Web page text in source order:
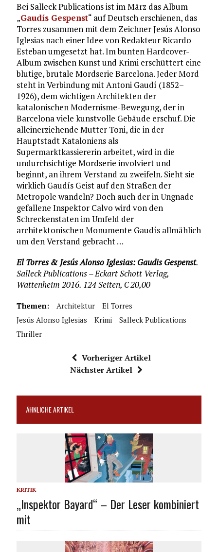
Bei Salleck Publications ist im März das Album
„Gaudís Gespenst“ auf Deutsch erschienen, das
Torres zusammen mit dem Zeichner Jesús Alonso
Iglesias nach einer Idee von Redakteur Ricardo
Esteban umgesetzt hat. Im bunten Hardcover-
Album zwischen Kunst und Krimi erschüttert eine
blutige, brutale Mordserie Barcelona. Jeder Mord
steht in Verbindung mit Antoni Gaudí (1852–
1926), dem wichtigen Architekten der
katalonischen Modernisme-Bewegung, der in
Barcelona viele kunstvolle Gebäude erschuf. Die
alleinerziehende Mutter Toni, die in der
Hauptstadt Kataloniens als
Supermarktkassiererin arbeitet, wird in die
undurchsichtige Mordserie involviert und
beginnt, an ihrem Verstand zu zweifeln. Sieht sie
wirklich Gaudís Geist auf den Straßen der
Metropole wandeln? Doch auch der in Ungnade
gefallene Inspektor Calvo wird von den
Schreckenstaten im Umfeld der
architektonischen Monumente Gaudís allmählich
um den Verstand gebracht …
El Torres & Jesús Alonso Iglesias: Gaudis Gespenst.
Salleck Publications – Eckart Schott Verlag,
Wattenheim 2016. 124 Seiten, € 20,00
Themen: Architektur
El Torres
Jesús Alonso Iglesias
Krimi
Salleck Publications
Thriller
Vorheriger Artikel
Nächster Artikel
ÄHNLICHE ARTIKEL
KRITIK
„Inspektor Bayard“ – Der Leser kombiniert
mit